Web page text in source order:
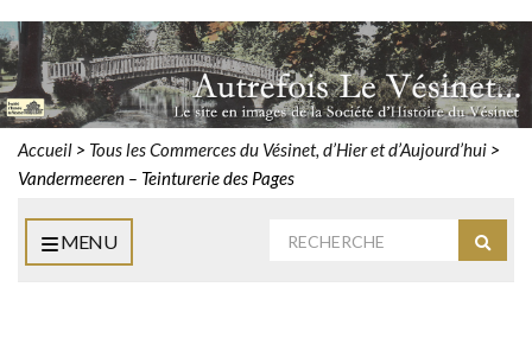
Accueil > Tous les Commerces du Vésinet, d’Hier et d’Aujourd’hui >
Vandermeeren – Teinturerie des Pages
MENU